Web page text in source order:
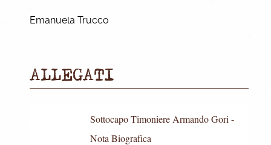
Emanuela Trucco
ALLEGATI
Sottocapo Timoniere Armando Gori -
Nota Biografica